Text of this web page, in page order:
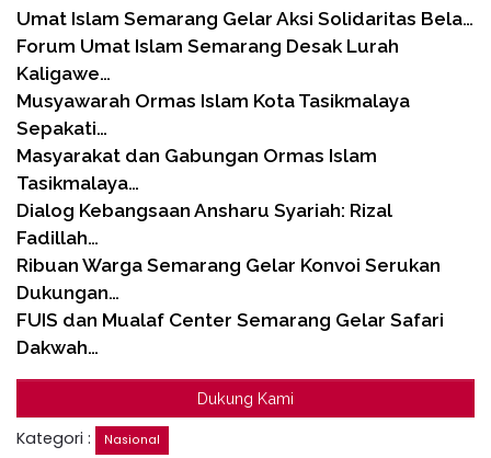
Umat Islam Semarang Gelar Aksi Solidaritas Bela…
Forum Umat Islam Semarang Desak Lurah
Kaligawe…
Musyawarah Ormas Islam Kota Tasikmalaya
Sepakati…
Masyarakat dan Gabungan Ormas Islam
Tasikmalaya…
Dialog Kebangsaan Ansharu Syariah: Rizal
Fadillah…
Ribuan Warga Semarang Gelar Konvoi Serukan
Dukungan…
FUIS dan Mualaf Center Semarang Gelar Safari
Dakwah…
Dukung Kami
Kategori : Nasional